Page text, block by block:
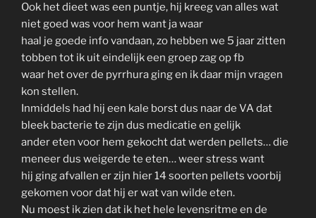
Ook het dieet was een puntje, hij kreeg van alles wat
niet goed was voor hem want ja waar
haal je goede info vandaan, zo hebben we 5 jaar zitten
tobben tot ik uit eindelijk een groep zag op fb
waar het over de pyrrhura ging en ik daar mijn vragen
kon stellen.
Inmiddels had hij een kale borst dus naar de VA dat
bleek bacterie te zijn dus medicatie en gelijk
ander eten voor hem gekocht dat werden pellets… die
meneer dus weigerde te eten… weer stress want
hij ging afvallen er zijn hier 14 soorten pellets voorbij
gekomen voor dat hij er wat van wilde eten.
Nu moest ik zien dat ik het hele levensritme en de